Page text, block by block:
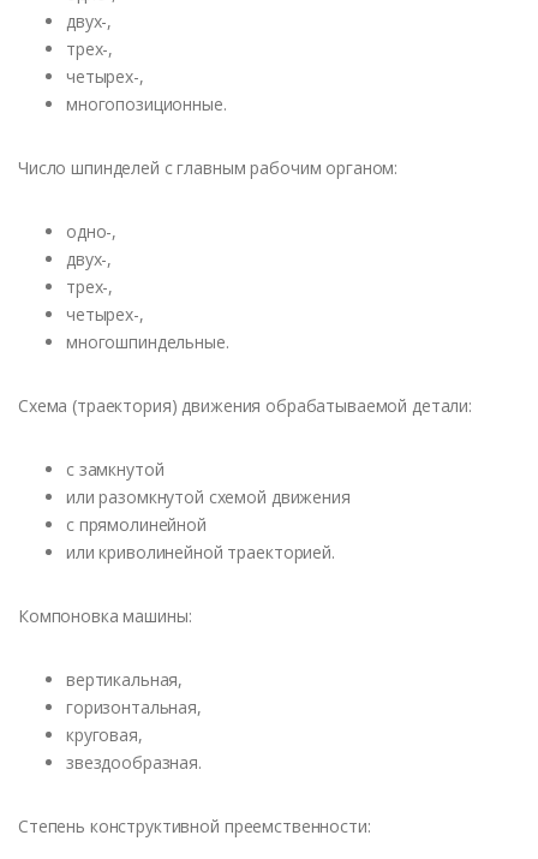
двух-,
трех-,
четырех-,
многопозиционные.
Число шпинделей с главным рабочим органом:
одно-,
двух-,
трех-,
четырех-,
многошпиндельные.
Схема (траектория) движения обрабатываемой детали:
с замкнутой
или разомкнутой схемой движения
с прямолинейной
или криволинейной траекторией.
Компоновка машины:
вертикальная,
горизонтальная,
круговая,
звездообразная.
Степень конструктивной преемственности: